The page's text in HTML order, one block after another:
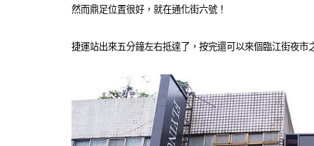
然而鼎足位置很好，就在通化街六號！
捷運站出來五分鐘左右抵達了，按完還可以來個臨江街夜市